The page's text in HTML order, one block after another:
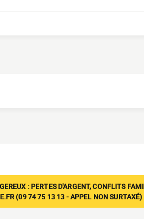
: PERTES D'ARGENT, CONFLITS
(09 74 75 13 13 - APPEL NON SURTAXÉ)